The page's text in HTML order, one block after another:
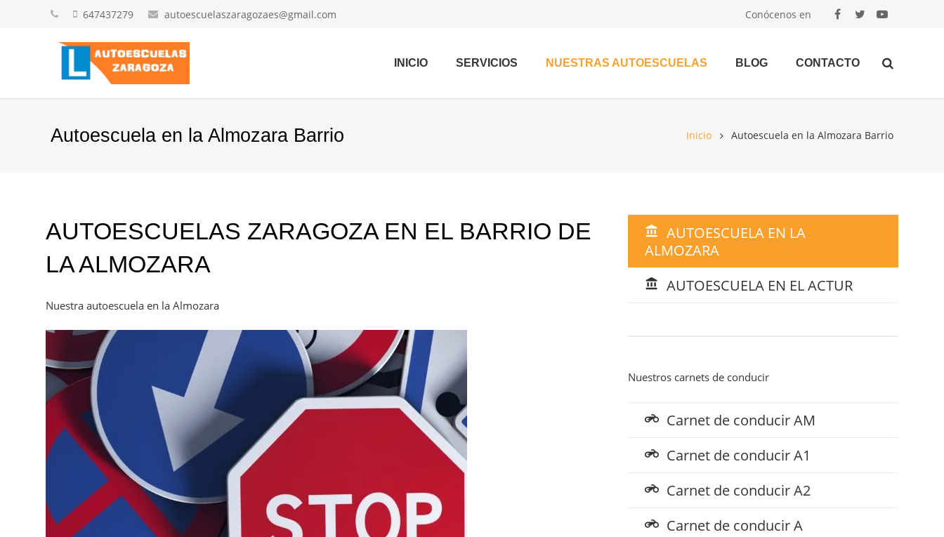
647437279 autoescuelaszaragozaes@gmail.com Conócenos en
INICIO SERVICIOS NUESTRAS AUTOESCUELAS BLOG CONTACTO
Autoescuela en la Almozara Barrio Inicio Autoescuela en la Almozara Barrio
AUTOESCUELAS ZARAGOZA EN EL BARRIO DE
LA ALMOZARA
Nuestra autoescuela en la Almozara
account_balance
AUTOESCUELA EN LA
ALMOZARA
account_balance AUTOESCUELA EN EL ACTUR
Nuestros carnets de conducir
motorcycle Carnet de conducir AM
motorcycle Carnet de conducir A1
motorcycle Carnet de conducir A2
motorcycle Carnet de conducir A